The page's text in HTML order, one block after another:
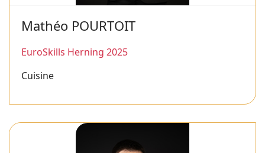
Mathéo POURTOIT
EuroSkills Herning 2025
Cuisine